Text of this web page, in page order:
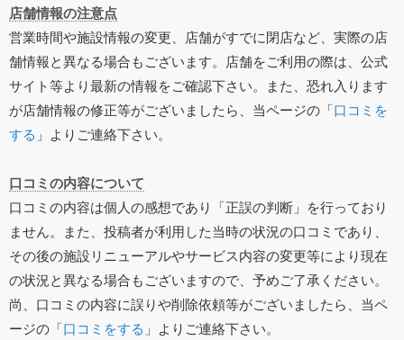
店舗情報の注意点
営業時間や施設情報の変更、店舗がすでに閉店など、実際の店
舗情報と異なる場合もございます。店舗をご利用の際は、公式
サイト等より最新の情報をご確認下さい。また、恐れ入ります
が店舗情報の修正等がございましたら、当ページの「口コミを
する 」よりご連絡下さい。
口コミの内容について
口コミの内容は個人の感想であり「正誤の判断」を行っており
ません。また、投稿者が利用した当時の状況の口コミであり、
その後の施設リニューアルやサービス内容の変更等により現在
の状況と異なる場合もございますので、予めご了承ください。
尚、口コミの内容に誤りや削除依頼等がございましたら、当ペ
ージの「口コミをする 」よりご連絡下さい。